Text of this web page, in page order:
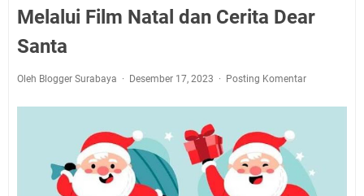
Melalui Film Natal dan Cerita Dear
Santa
Oleh Blogger Surabaya Desember 17, 2023 Posting Komentar